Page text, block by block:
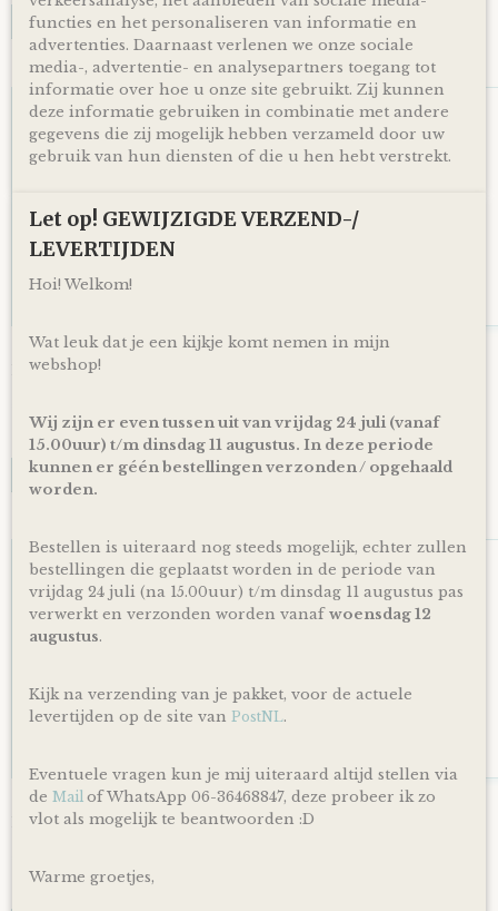
IN WINKELWAGEN
Luiertaart Beren Aqua blauw - Petrol
Luiertaart Beren Aqua blauw - Petrol. Een mooie luiertaart…
Op voorraad
IN WINKELWAGEN
Luiertaart Beren Stone groen - Koper
Luiertaart Beren Stone groen - Koper. Een mooie luiertaart…
functies en het personaliseren van informatie en
advertenties. Daarnaast verlenen we onze sociale
media-, advertentie- en analysepartners toegang tot
informatie over hoe u onze site gebruikt. Zij kunnen
deze informatie gebruiken in combinatie met andere
gegevens die zij mogelijk hebben verzameld door uw
gebruik van hun diensten of die u hen hebt verstrekt.
Let op! GEWIJZIGDE VERZEND-/
LEVERTIJDEN
Hoi! Welkom!
Wat leuk dat je een kijkje komt nemen in mijn
webshop!
Wij zijn er even tussen uit van vrijdag 24 juli (vanaf
15.00uur) t/m dinsdag 11 augustus. In deze periode
kunnen er géén bestellingen verzonden / opgehaald
worden.
Bestellen is uiteraard nog steeds mogelijk, echter zullen
bestellingen die geplaatst worden in de periode van
vrijdag 24 juli (na 15.00uur) t/m dinsdag 11 augustus pas
verwerkt en verzonden worden vanafwoensdag 12
augustus.
Kijk na verzending van je pakket, voor de actuele
levertijden op de site van PostNL.
Eventuele vragen kun je mij uiteraard altijd stellen via
de Mail of WhatsApp 06-36468847, deze probeer ik zo
vlot als mogelijk te beantwoorden :D
Warme groetjes,